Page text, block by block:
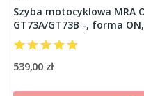
Szyba motocyklowa MRA
GT73A/GT73B -, forma
539,00 zł